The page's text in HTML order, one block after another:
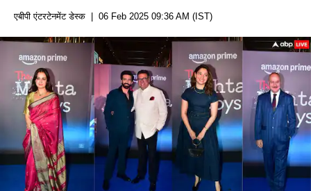
एबीपी एंटरटेनमेंट डेस्क | 06 Feb 2025 09:36 AM (IST)